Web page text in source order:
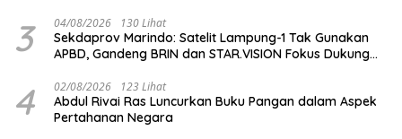
3 04/08/2026 130 Lihat
Sekdaprov Marindo: Satelit Lampung-1 Tak Gunakan
APBD, Gandeng BRIN dan STAR.VISION Fokus Dukung
4 02/08/2026 123 Lihat
Abdul Rivai Ras Luncurkan Buku Pangan dalam Aspek
Pertahanan Negara